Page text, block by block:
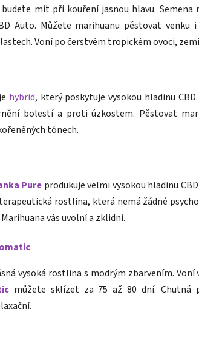
budete mít při kouření jasnou hlavu.
Auto. Můžete marihuanu pěstovat
Voní po čerstvém tropickém ovoci,
je hybrid, který poskytuje vysokou hladinu
bolestí a proti úzkostem. Pěstovat
tónech.
Pure produkuje velmi vysokou hladinu
rostlina, která nemá žádné
vás uvolní a zklidní.
vysoká rostlina s modrým zbarvením.
můžete sklízet za 75 až 80 dní. Chutná